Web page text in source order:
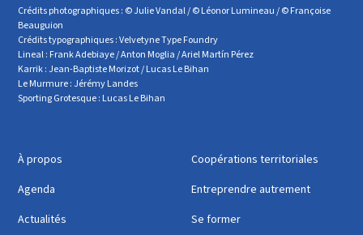
Crédits photographiques : © Julie Vandal / © Léonor Lumineau / © Françoise
Beauguion
Crédits typographiques : Velvetyne Type Foundry
Lineal : Frank Adebiaye / Anton Moglia / Ariel Martín Pérez
Karrik : Jean-Baptiste Morizot / Lucas Le Bihan
Le Murmure : Jérémy Landes
Sporting Grotesque : Lucas Le Bihan
À propos
Agenda
Actualités
Coopérations territoriales
Entreprendre autrement
Se former